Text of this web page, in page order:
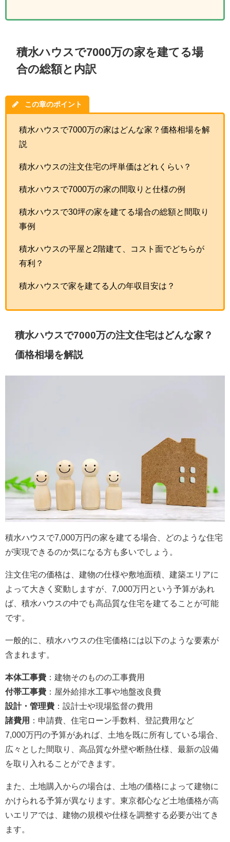
積水ハウスで7000万の家を建てる場
合の総額と内訳
この章のポイント
積水ハウスで7000万の家はどんな家？価格相場を解
説
積水ハウスの注文住宅の坪単価はどれくらい？
積水ハウスで7000万の家の間取りと仕様の例
積水ハウスで30坪の家を建てる場合の総額と間取り
事例
積水ハウスの平屋と2階建て、コスト面でどちらが
有利？
積水ハウスで家を建てる人の年収目安は？
積水ハウスで7000万の注文住宅はどんな家？
価格相場を解説
積水ハウスで7,000万円の家を建てる場合、どのような住宅
が実現できるのか気になる方も多いでしょう。
注文住宅の価格は、建物の仕様や敷地面積、建築エリアに
よって大きく変動しますが、7,000万円という予算があれ
ば、積水ハウスの中でも高品質な住宅を建てることが可能
です。
一般的に、積水ハウスの住宅価格には以下のような要素が
含まれます。
本体工事費 ：建物そのものの工事費用
付帯工事費 ：屋外給排水工事や地盤改良費
設計・管理費 ：設計士や現場監督の費用
諸費用
：申請費、住宅ローン手数料、登記費用など
7,000万円の予算があれば、土地を既に所有している場合、
広々とした間取り、高品質な外壁や断熱仕様、最新の設備
を取り入れることができます。
また、土地購入からの場合は、土地の価格によって建物に
かけられる予算が異なります。東京都心など土地価格が高
いエリアでは、建物の規模や仕様を調整する必要が出てき
ます。